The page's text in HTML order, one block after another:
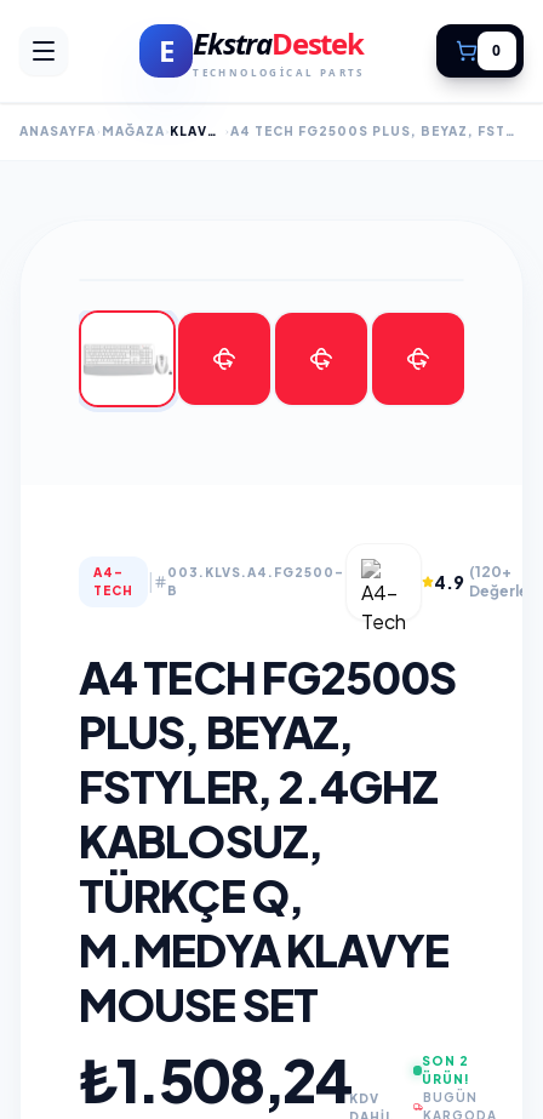
E EkstraDestek
TECHNOLOGICAL PARTS
0
ANASAYFA MAĞAZA KLAVYE MOUSE SET A4 TECH FG2500S PLUS, BEYAZ, FSTYLER, 2.4GHZ KABLOSUZ, TÜRKÇE Q, M.MEDYA KLAVYE MOUSE SET
A4-
TECH
003.KLVS.A4.FG2500-
B
4.9 (120+
A4 TECH FG2500S
PLUS, BEYAZ,
FSTYLER, 2.4GHZ
KABLOSUZ,
TÜRKÇE Q,
M.MEDYA KLAVYE
MOUSE SET
₺1.508,24KDV
SON 2
ÜRÜN!
BUGÜN
KARGODA